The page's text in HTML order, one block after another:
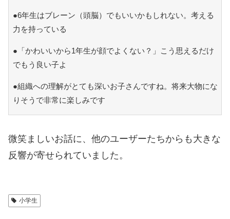
●6年生はブレーン（頭脳）でもいいかもしれない。考える
力を持っている
●「かわいいから1年生が顔でよくない？」こう思えるだけ
でもう良い子よ
●組織への理解がとても深いお子さんですね。将来大物にな
りそうで非常に楽しみです
微笑ましいお話に、他のユーザーたちからも大きな
反響が寄せられていました。
小学生